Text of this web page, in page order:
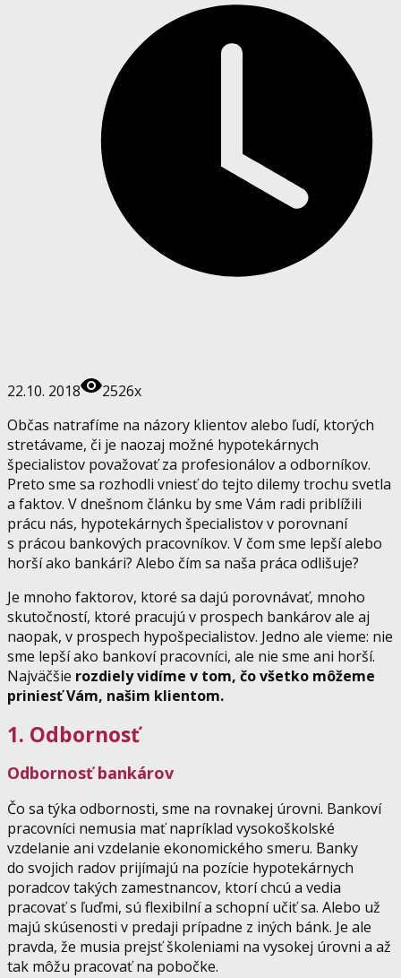
22.10. 2018
2526x
Občas natrafíme na názory klientov alebo ľudí, ktorých
stretávame, či je naozaj možné hypotekárnych
špecialistov považovať za profesionálov a odborníkov.
Preto sme sa rozhodli vniesť do tejto dilemy trochu svetla
a faktov. V dnešnom článku by sme Vám radi priblížili
prácu nás, hypotekárnych špecialistov v porovnaní
s prácou bankových pracovníkov. V čom sme lepší alebo
horší ako bankári? Alebo čím sa naša práca odlišuje?
Je mnoho faktorov, ktoré sa dajú porovnávať, mnoho
skutočností, ktoré pracujú v prospech bankárov ale aj
naopak, v prospech hypošpecialistov. Jedno ale vieme: nie
sme lepší ako bankoví pracovníci, ale nie sme ani horší.
Najväčšie rozdiely vidíme v tom, čo všetko môžeme
priniesť Vám, našim klientom.
1. Odbornosť
Odbornosť bankárov
Čo sa týka odbornosti, sme na rovnakej úrovni. Bankoví
pracovníci nemusia mať napríklad vysokoškolské
vzdelanie ani vzdelanie ekonomického smeru. Banky
do svojich radov prijímajú na pozície hypotekárnych
poradcov takých zamestnancov, ktorí chcú a vedia
pracovať s ľuďmi, sú flexibilní a schopní učiť sa. Alebo už
majú skúsenosti v predaji prípadne z iných bánk. Je ale
pravda, že musia prejsť školeniami na vysokej úrovni a až
tak môžu pracovať na pobočke.